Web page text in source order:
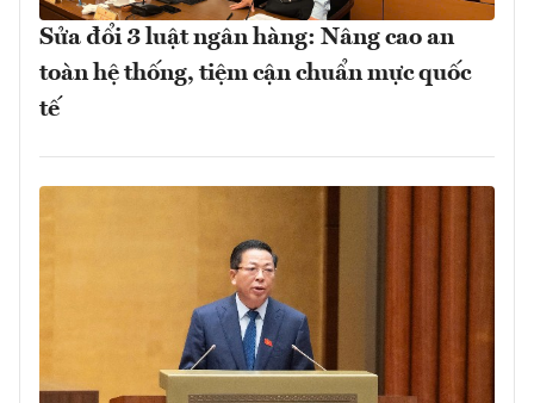
Sửa đổi 3 luật ngân hàng: Nâng cao an
toàn hệ thống, tiệm cận chuẩn mực quốc
tế